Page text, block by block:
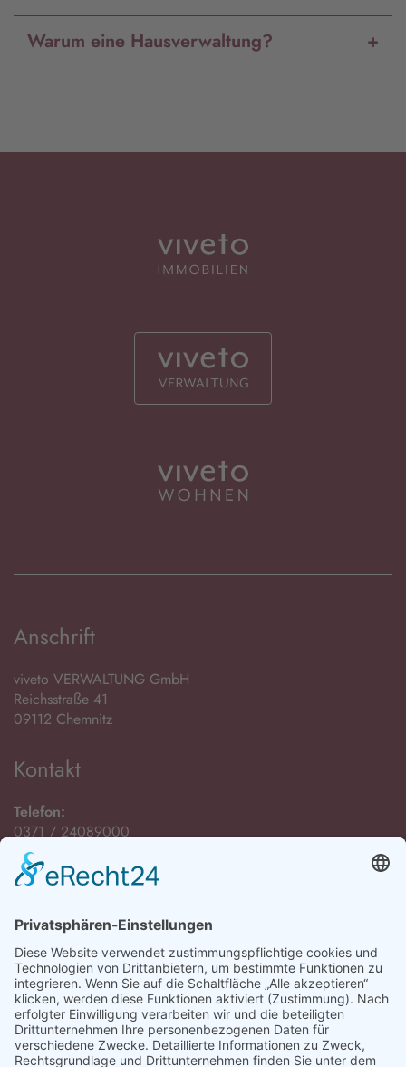
Warum eine Hausverwaltung?
Anschrift
viveto VERWALTUNG GmbH
Reichsstraße 41
09112 Chemnitz
Kontakt
Telefon:
0371 / 24089000
E-Mail:
Öffnungszeiten
Montag bis Freitag:
08:00 Uhr - 12:00 Uhr
Montag, Dienstag und Donnerstag: